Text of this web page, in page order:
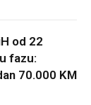
od 22
fazu:
70.000 KM